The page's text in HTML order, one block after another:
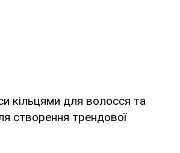
кільцями для волосся та
створення трендової